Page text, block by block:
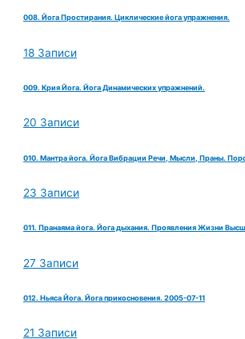
008. Йога Простирания. Циклические йога упражнения.
18 Записи
009. Крия Йога. Йога Динамических упражнений.
20 Записи
010. Мантра йога. Йога Вибрации Речи, Мысли, Праны.
23 Записи
011. Пранаяма йога. Йога дыхания. Проявления Жизни
27 Записи
012. Ньяса Йога. Йога прикосновения. 2005-07-11
21 Записи